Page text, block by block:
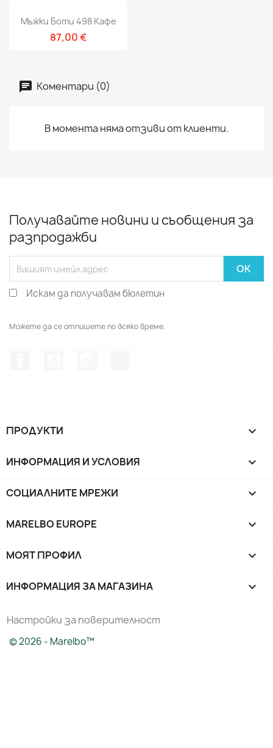
Мъжки Боти 498 Кафе
87,00 €
Коментари (0)
В момента няма отзиви от клиенти.
Получавайте новини и съобщения за
разпродажби
Искам да получавам бюлетин
Можете да се отпишете по всяко време.
ПРОДУКТИ 
ИНФОРМАЦИЯ И УСЛОВИЯ 
СОЦИАЛНИТЕ МРЕЖИ 
MARELBO EUROPE 
МОЯТ ПРОФИЛ 
ИНФОРМАЦИЯ ЗА МАГАЗИНА keyboard_arrow_down
Настройки за поверителност
© 2026 - Marelbo™